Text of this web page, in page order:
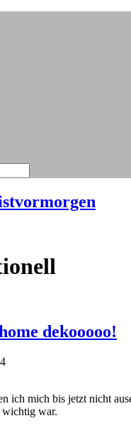
dekooooo!
ich mich bis jetzt nicht
wichtig war.